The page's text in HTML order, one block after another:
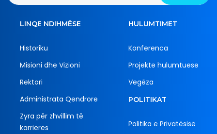
LINQE NDIHMËSE
Historiku
Misioni dhe Vizioni
Rektori
Administrata Qendrore
Zyra për zhvillim të
karrieres
HULUMTIMET
Konferenca
Projekte hulumtuese
Vegëza
POLITIKAT
Politika e Privatësisë